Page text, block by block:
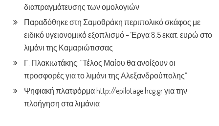
διαπραγμάτευσης των ομολογιών
Παραδόθηκε στη Σαμοθράκη περιπολικό σκάφος με
ειδικό υγειονομικό εξοπλισμό – Έργα 8,5 εκατ. ευρώ στο
λιμάνι της Καμαριώτισσας
Γ. Πλακιωτάκης: “Τέλος Μαίου θα ανοίξουν οι
προσφορές για το λιμάνι της Αλεξανδρούπολης”
Ψηφιακή πλατφόρμα http://epilotage.hcg.gr για την
πλοήγηση στα λιμάνια